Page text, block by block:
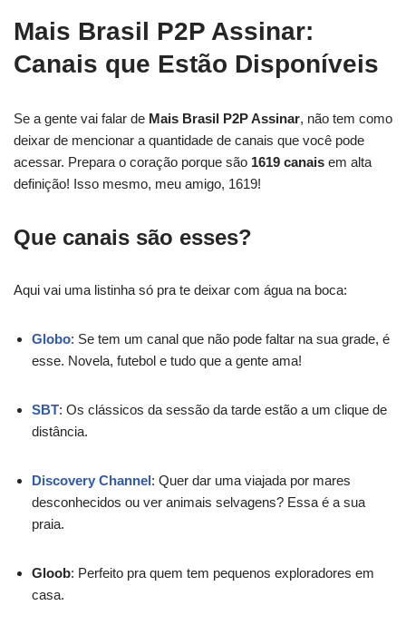
Mais Brasil P2P Assinar:
Canais que Estão Disponíveis
Se a gente vai falar de Mais Brasil P2P Assinar, não tem como
deixar de mencionar a quantidade de canais que você pode
acessar. Prepara o coração porque são 1619 canais em alta
definição! Isso mesmo, meu amigo, 1619!
Que canais são esses?
Aqui vai uma listinha só pra te deixar com água na boca:
Globo: Se tem um canal que não pode faltar na sua grade, é
esse. Novela, futebol e tudo que a gente ama!
SBT: Os clássicos da sessão da tarde estão a um clique de
distância.
Discovery Channel: Quer dar uma viajada por mares
desconhecidos ou ver animais selvagens? Essa é a sua
praia.
Gloob: Perfeito pra quem tem pequenos exploradores em
casa.